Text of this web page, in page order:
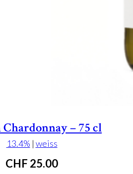
– 75 cl
13.4% | weiss
CHF 25.00